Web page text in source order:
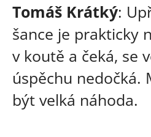
Tomáš Krátký:
šance je prakticky
v koutě a čeká, se
úspěchu nedočká.
být velká náhoda.